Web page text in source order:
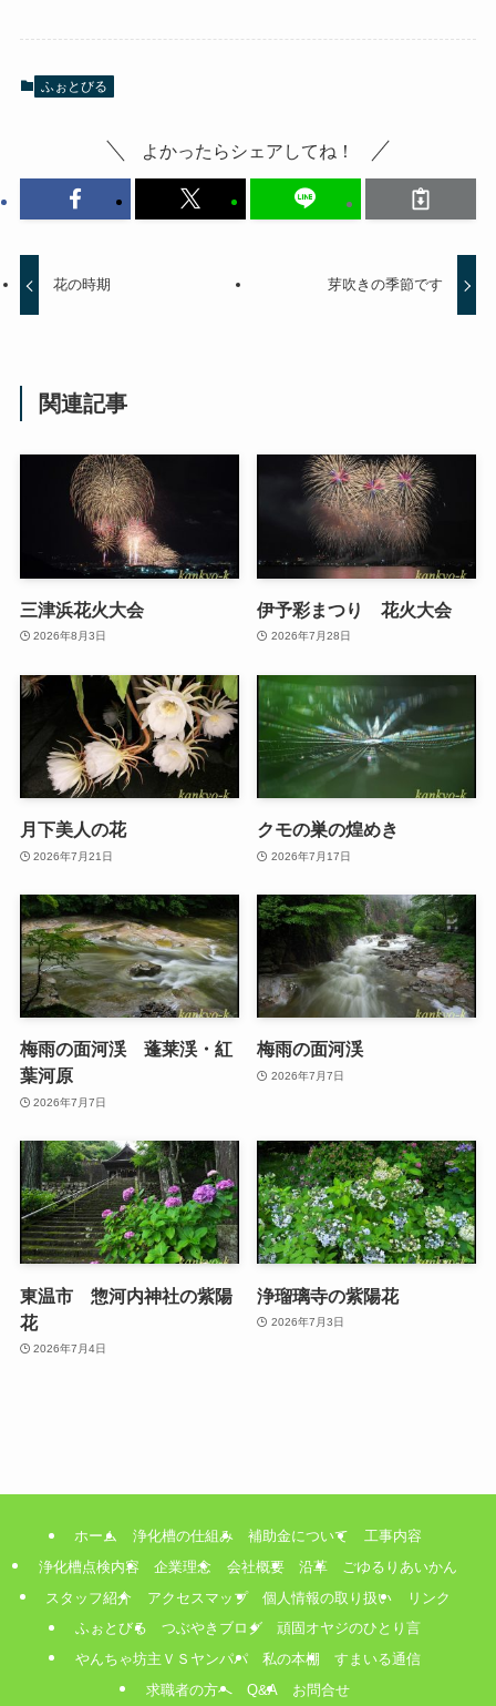
ふぉとびる
よかったらシェアしてね！
花の時期 芽吹きの季節です
関連記事
三津浜花火大会
2026年8月3日
伊予彩まつり 花火大会
2026年7月28日
月下美人の花
2026年7月21日
クモの巣の煌めき
2026年7月17日
梅雨の面河渓 蓬莱渓・紅
葉河原
2026年7月7日
梅雨の面河渓
2026年7月7日
東温市 惣河内神社の紫陽
花
2026年7月4日
浄瑠璃寺の紫陽花
2026年7月3日
ホーム 浄化槽の仕組み 補助金について
工事内容
浄化槽点検内容
企業理念 会社概要 沿革
ごゆるりあいかん
スタッフ紹介
アクセスマップ 個人情報の取り扱い
リンク
ふぉとびる
つぶやきブログ
頑固オヤジのひとり言
やんちゃ坊主ＶＳヤンパパ
私の本棚
すまいる通信
求職者の方へ
Q&A お問合せ